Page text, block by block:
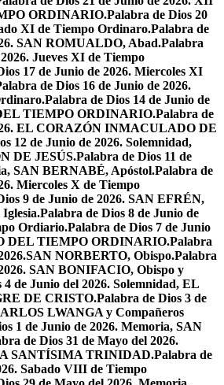
ORDINARIO.Palabra de Dios 20
XI de Tiempo Ordinaro.Palabra de
SAN ROMUALDO, Abad.Palabra
Jueves XI de Tiempo
17 de Junio de 2026. Miercoles XI
de Dios 16 de Junio de 2026.
Palabra de Dios 14 de Junio de
TIEMPO ORDINARIO.Palabra de
EL CORAZÓN INMACULADO DE
12 de Junio de 2026. Solemnidad,
DE JESÚS.Palabra de Dios 11 de
SAN BERNABÉ, Apóstol.Palabra de
Miercoles X de Tiempo
9 de Junio de 2026. SAN EFRÉN,
Palabra de Dios 8 de Junio de
Ordiario.Palabra de Dios 7 de Junio
DEL TIEMPO ORDINARIO.Palabra
NORBERTO, Obispo.Palabra
SAN BONIFACIO, Obispo y
4 de Junio del 2026. Solemnidad, EL
DE CRISTO.Palabra de Dios 3 de
LWANGA y Compañeros
1 de Junio de 2026. Memoria, SAN
de Dios 31 de Mayo del 2026.
SANTÍSIMA TRINIDAD.Palabra de
Sabado VIII de Tiempo